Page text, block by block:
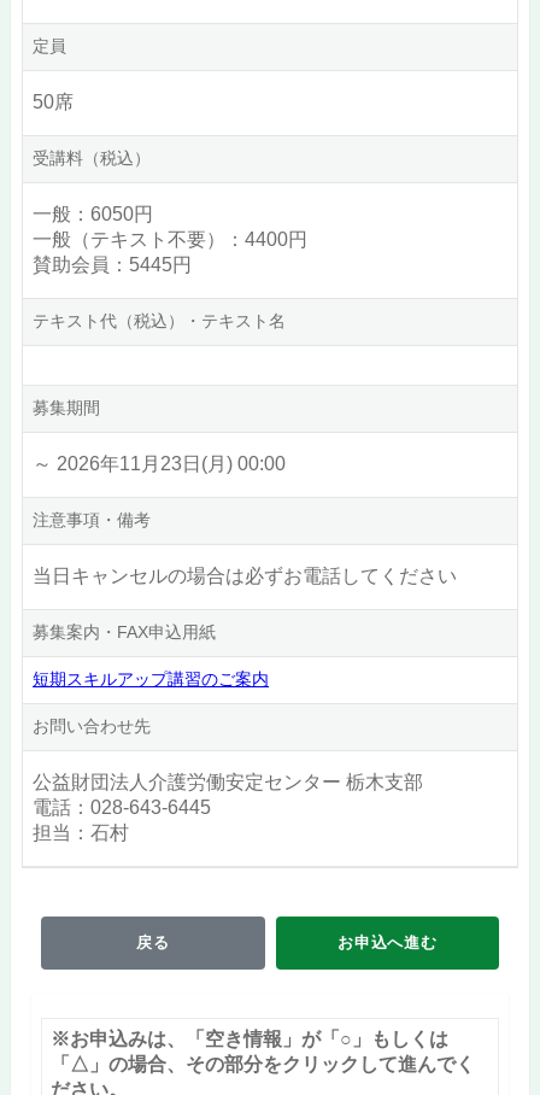
定員
50席
受講料（税込）
一般：6050円
一般（テキスト不要）：4400円
賛助会員：5445円
テキスト代（税込）・テキスト名
募集期間
～ 2026年11月23日(月) 00:00
注意事項・備考
当日キャンセルの場合は必ずお電話してください
募集案内・FAX申込用紙
短期スキルアップ講習のご案内
お問い合わせ先
公益財団法人介護労働安定センター 栃木支部
電話：028-643-6445
担当：石村
戻る お申込へ進む
※お申込みは、「空き情報」が「○」もしくは
「△」の場合、その部分をクリックして進んでく
ださい。